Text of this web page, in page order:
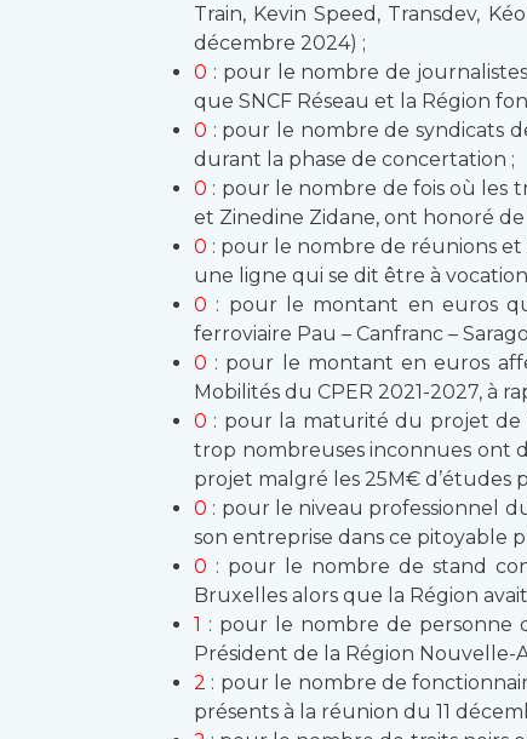
Train, Kevin Speed, Transdev,
décembre 2024) ;
0 : pour le nombre de
que SNCF Réseau et la Région
0 : pour le nombre de syndicats
durant la phase de concertation ;
0 : pour le nombre de fois où les
et Zinedine Zidane, ont honoré
0 : pour le nombre de réunions
une ligne qui se dit être à
0 : pour le montant en euros
ferroviaire Pau – Canfranc –
0 : pour le montant en euros
Mobilités du CPER 2021-2027, à
0 : pour la maturité du projet de
trop nombreuses inconnues ont
projet malgré les 25M€ d’études
0 : pour le niveau professionnel
son entreprise dans ce pitoyable
0 : pour le nombre de stand
Bruxelles alors que la Région
1 : pour le nombre de personne
Président de la Région
2 : pour le nombre de
présents à la réunion du 11